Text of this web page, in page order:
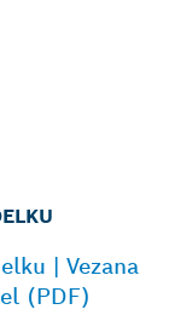
| Vezana
(PDF)